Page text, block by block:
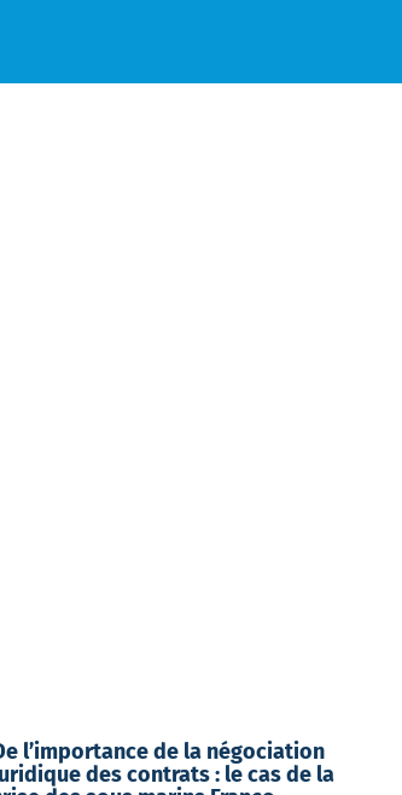
l’importance de la négociation
des contrats : le cas de la